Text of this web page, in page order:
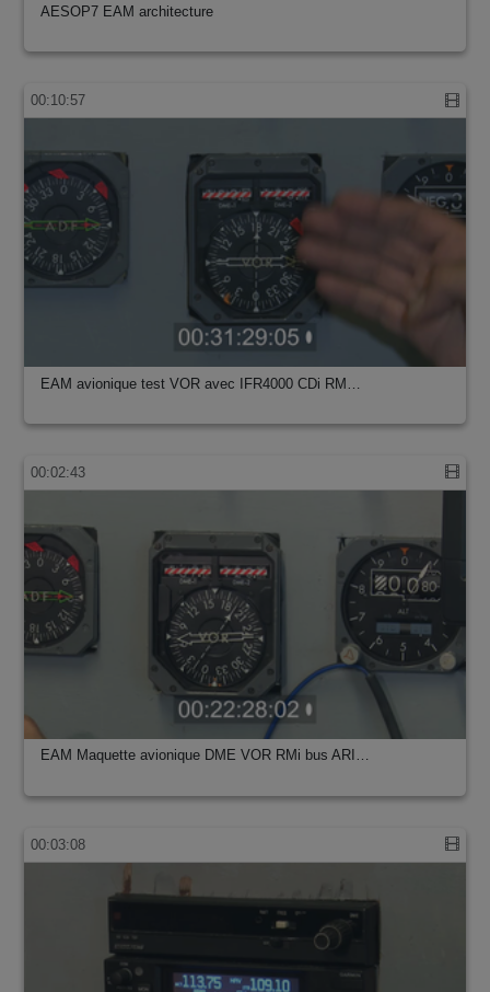
AESOP7 EAM architecture
00:10:57
EAM avionique test VOR avec IFR4000 CDi RM…
00:02:43
EAM Maquette avionique DME VOR RMi bus ARI…
00:03:08